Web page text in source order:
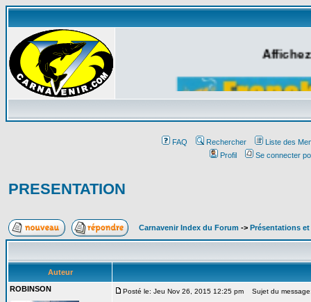
FAQ Rechercher
Liste des
Profil
Se connecter
PRESENTATION
Carnavenir Index du Forum -> Présentations
Auteur
ROBINSON
Posté le: Jeu Nov 26, 2015 12:25 pm Sujet du